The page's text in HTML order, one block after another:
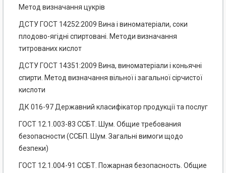
Метод визначання цукрів
ДСТУ ГОСТ 14252:2009 Вина і виноматеріали, соки
плодово-ягідні спиртовані. Методи визначання
титрованих кислот
ДСТУ ГОСТ 14351:2009 Вина, виноматеріали і коньячні
спирти. Метод визначання вільної і загальної сірчистої
кислоти
ДК 016-97 Державний класифікатор продукції та послуг
ГОСТ 12.1.003-83 ССБТ. Шум. Общие требования
безопасности (ССБП. Шум. Загальні вимоги щодо
безпеки)
ГОСТ 12.1.004-91 ССБТ. Пожарная безопасность. Общие